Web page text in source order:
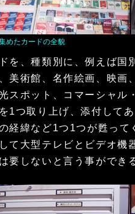
めたカードの全貌
を、種類別に、例えば国
美術館、名作絵画、映画
スポット、コマーシャル
1つ取り上げ、添付して
経緯など1つ1つが甦っ
て大型テレビとビデオ機
要しないと言う事ができ